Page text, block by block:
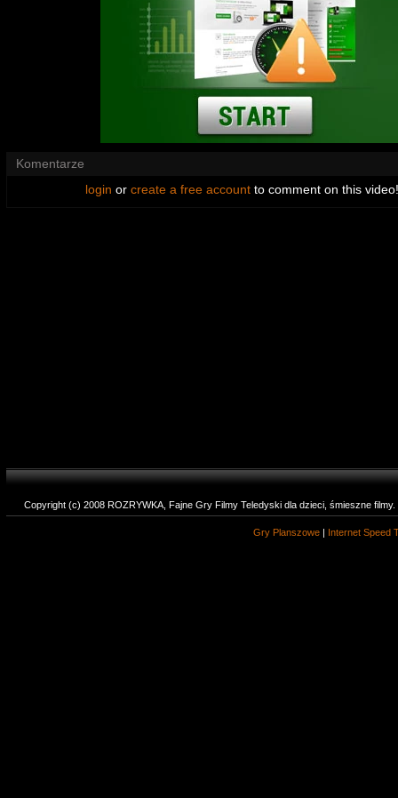
Komentarze
login or create a free accountto comment on this video!
Copyright (c) 2008 ROZRYWKA, Fajne Gry Filmy Teledyski dla dzieci, śmieszne
Gry Planszowe | Internet Speed